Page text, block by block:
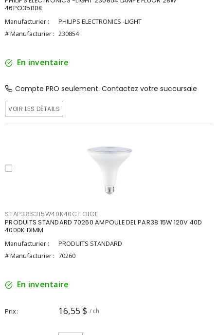
46PO3500K
Manufacturier :
PHILIPS ELECTRONICS -LIGHT
# Manufacturier : 230854
En inventaire
Compte PRO seulement. Contactez votre succursale
VOIR LES DÉTAILS
STAP38S315W40K40CHOICE
PRODUITS STANDARD 70260 AMPOULE DEL PAR38 15W 120V 40D
4000K DIMM
Manufacturier :
PRODUITS STANDARD
# Manufacturier : 70260
En inventaire
Prix 16,55 $ / ch